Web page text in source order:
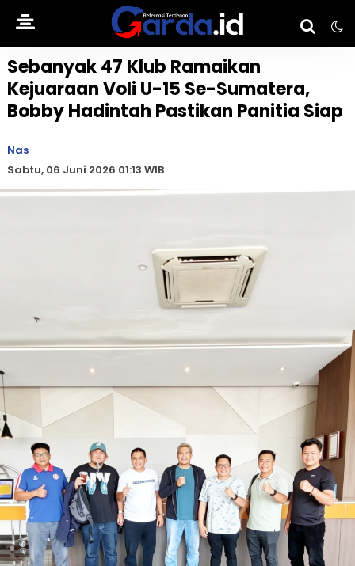
Sebanyak 47 Klub Ramaikan
Kejuaraan Voli U-15 Se-Sumatera,
Bobby Hadintah Pastikan Panitia Siap
Nas
Sabtu, 06 Juni 2026 01:13 WIB